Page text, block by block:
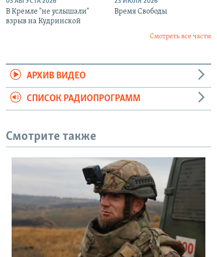
В Кремле "не услышали"
взрыв на Кудринской
Время Свободы
Смотреть все части
АРХИВ ВИДЕО
СПИСОК РАДИОПРОГРАММ
Смотрите также